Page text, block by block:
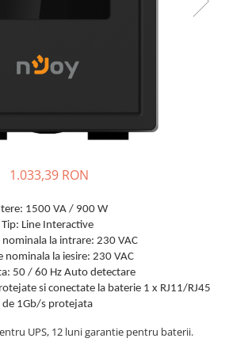
(BMS)
barci si
1.033,39 RON
1500 VA / 900 W
Tip: Line Interactive
nominala la intrare: 230 VAC
nominala la iesire: 230 VAC
50 / 60 Hz Auto detectare
si conectate la baterie 1 x RJ11/RJ45
de 1Gb/s protejata
UPS, 12 luni garantie pentru baterii.